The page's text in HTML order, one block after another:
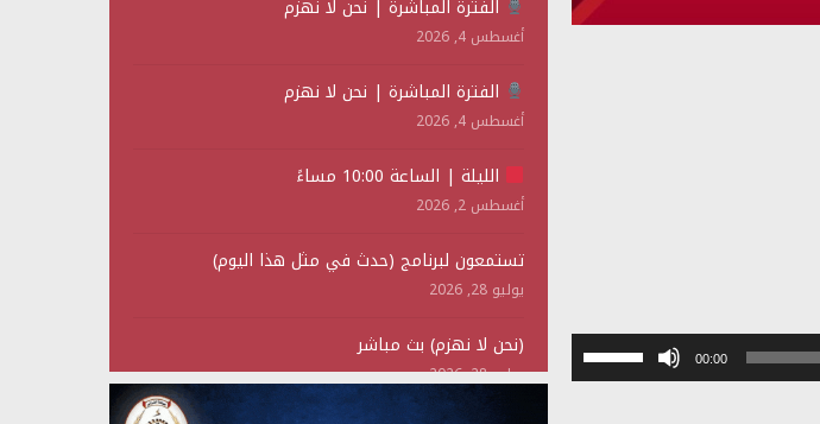
00:00
مفاتيح
الفترة المباشرة | نحن لا نهزم
أغسطس 4, 2026
الفترة المباشرة | نحن لا نهزم
أغسطس 4, 2026
الليلة | الساعة 10:00 مساءً
أغسطس 2, 2026
تستمعون لبرنامج (حدث في مثل هذا اليوم)
يوليو 28, 2026
(نحن لا نهزم) بث مباشر
يوليو 28, 2026